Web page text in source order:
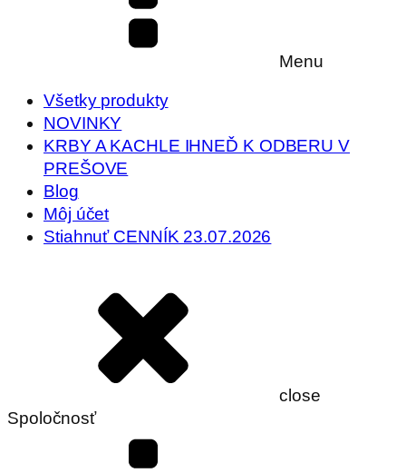
Menu
Všetky produkty
NOVINKY
KRBY A KACHLE IHNEĎ K ODBERU V
PREŠOVE
Blog
Môj účet
Stiahnuť CENNÍK 23.07.2026
close
Spoločnosť